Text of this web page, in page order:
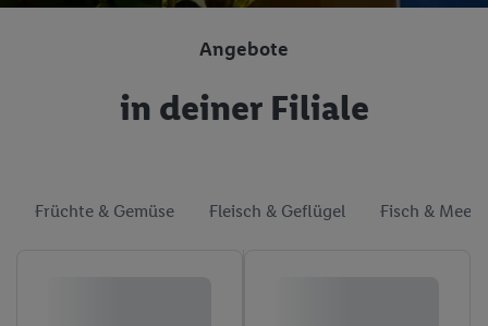
Angebote
in deiner Filiale
Früchte & Gemüse Fleisch & Geflügel Fisch &